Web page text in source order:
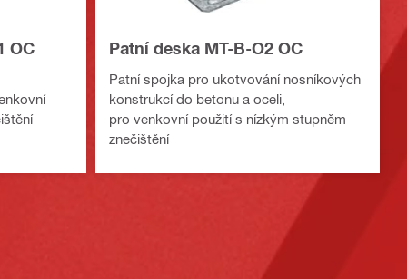
OC Patní deska MT-B-O2 OC
Patní spojka pro ukotvování nosníkových
konstrukcí do betonu a oceli,
pro venkovní použití s nízkým stupněm
znečištění